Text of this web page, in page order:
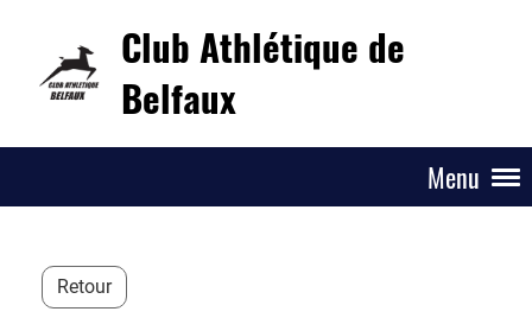
Club Athlétique de
Belfaux
Menu
Retour